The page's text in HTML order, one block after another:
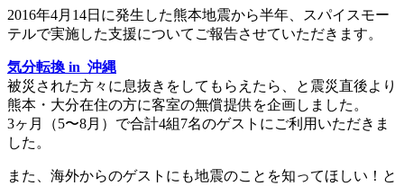
2016年4月14日に発生した熊本地震から半年、スパイスモー
テルで実施した支援についてご報告させていただきます。
気分転換 in 沖縄
被災された方々に息抜きをしてもらえたら、と震災直後より
熊本・大分在住の方に客室の無償提供を企画しました。
3ヶ月（5〜8月）で合計4組7名のゲストにご利用いただきま
した。
また、海外からのゲストにも地震のことを知ってほしい！と